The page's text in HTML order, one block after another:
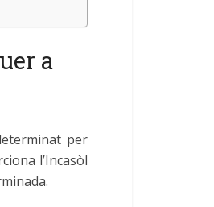
a
per
l’Incasòl